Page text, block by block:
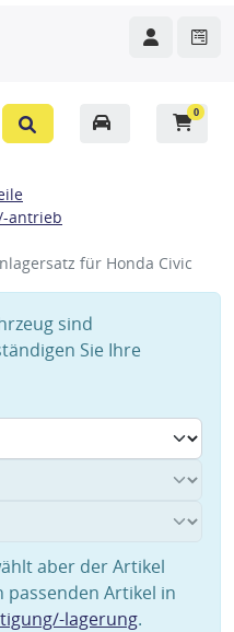
0
antrieb
für Honda Civic
sind
Sie Ihre
aber der Artikel
passenden Artikel in
lagerung.